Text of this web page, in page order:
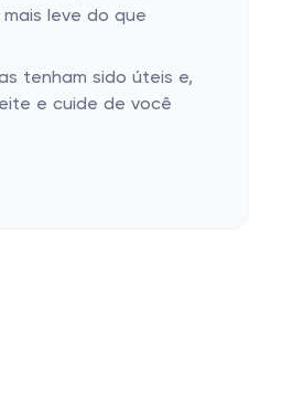
leve do que
tenham sido úteis e,
e cuide de você